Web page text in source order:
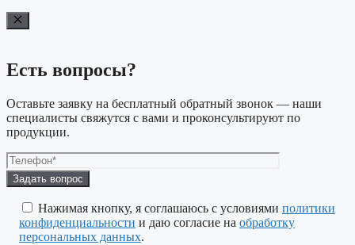
Есть вопросы?
Оставьте заявку на бесплатный обратный звонок — наши
специалисты свяжутся с вами и проконсультируют по
продукции.
Оставьте
это
поле
пустым.
Нажимая кнопку, я соглашаюсь с условиями политики
конфиденциальности и даю согласие на обработку
персональных данных.